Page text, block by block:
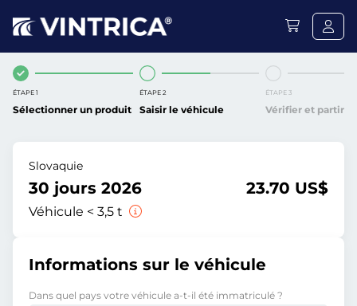
ÉTAPE 1
Sélectionner un produit
ÉTAPE 2
Saisir le véhicule
ÉTAPE 3
Vérifier et partir
Slovaquie
30 jours 2026
Véhicule < 3,5 t
23.70 US$
Informations sur le véhicule
Dans quel pays votre véhicule a-t-il été immatriculé ?